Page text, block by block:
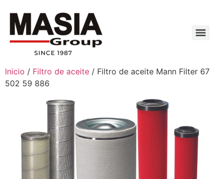
Inicio / Filtro de aceite / Filtro de aceite Mann Filter 67
502 59 886